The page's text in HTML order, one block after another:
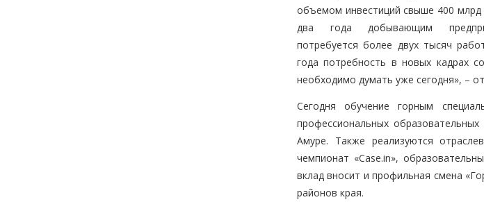
объемом инвестиций свыше 400
два года добывающим
потребуется более двух тысяч
года потребность в новых кадрах
необходимо думать уже сегодня», –
Сегодня обучение горным
профессиональных
Амуре. Также реализуются
чемпионат «Case.in»,
вклад вносит и профильная смена
районов края.